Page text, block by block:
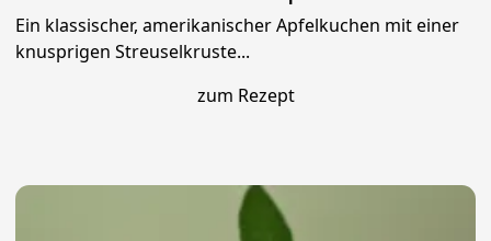
Ein klassischer, amerikanischer Apfelkuchen mit einer
knusprigen Streuselkruste...
zum Rezept